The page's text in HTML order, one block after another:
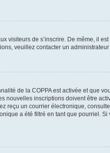
visiteurs de s’inscrire. De même, il
veuillez contacter un administrateur
de la COPPA est activée et que
inscriptions doivent être
un courrier électronique,
a été filtré en tant que pourriel.